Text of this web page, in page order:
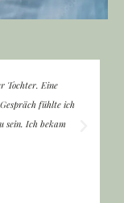
Tochter. Eine
fühlte ich
sein. Ich bekam